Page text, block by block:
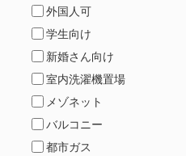
外国人可
学生向け
新婚さん向け
室内洗濯機置場
メゾネット
バルコニー
都市ガス